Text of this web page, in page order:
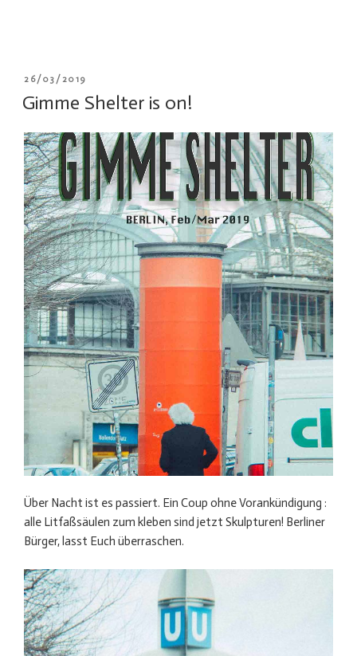
VERÖFFENTLICHT
26/03/2019
Gimme Shelter is on!
Über Nacht ist es passiert. Ein Coup ohne Vorankündigung :
alle Litfaßsäulen zum kleben sind jetzt Skulpturen! Berliner
Bürger, lasst Euch überraschen.